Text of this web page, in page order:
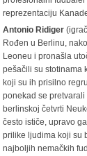
reprezentaciju
Antonio Ridiger
Rođen u Berlinu,
Leoneu i pronašla
pešačili su stotinama
koji su ih prisilno
ponekad se
berlinskoj četvrti
često ističe, upravo
prilike ljudima koji su
najboljih nemačkih